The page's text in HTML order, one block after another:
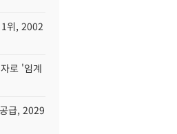
위, 2002
로 '임계
급, 2029